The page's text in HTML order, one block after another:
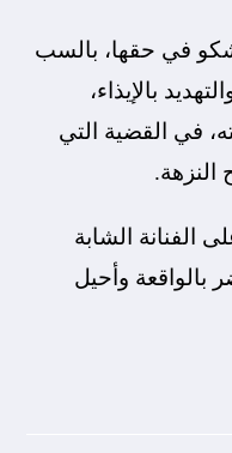
في حقها، بالسب
بالإيذاء،
في القضية التي
الفنانة الشابة
بالواقعة وأحيل